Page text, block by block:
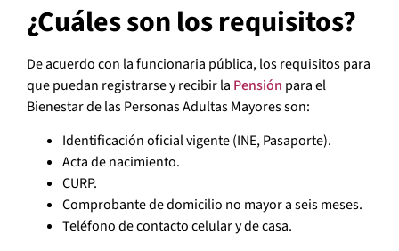
¿Cuáles son los requisitos?
De acuerdo con la funcionaria pública, los requisitos para
que puedan registrarse y recibir la Pensión para el
Bienestar de las Personas Adultas Mayores son:
Identificación oficial vigente (INE, Pasaporte).
Acta de nacimiento.
CURP.
Comprobante de domicilio no mayor a seis meses.
Teléfono de contacto celular y de casa.